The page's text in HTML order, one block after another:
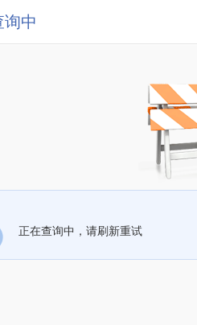
询中
正在查询中，请刷新重试